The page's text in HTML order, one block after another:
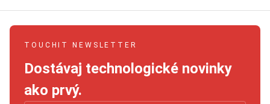
TOUCHIT NEWSLETTER
Dostávaj technologické novinky
ako prvý.